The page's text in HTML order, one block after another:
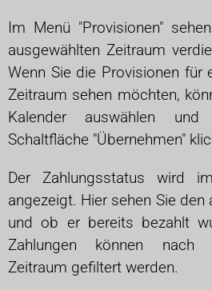
Im Menü "Provisionen"
ausgewählten Zeitraum
Wenn Sie die Provisionen für
Zeitraum sehen möchten,
Kalender auswählen
Schaltfläche "Übernehmen"
Der Zahlungsstatus wird
angezeigt. Hier sehen Sie den
und ob er bereits bezahlt
Zahlungen können nach
Zeitraum gefiltert werden.